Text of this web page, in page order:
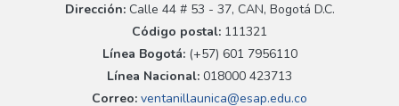
Dirección:Calle 44 # 53 - 37, CAN, Bogotá D.C.
Código postal: 111321
Línea Bogotá:(+57) 601 7956110
Línea Nacional: 018000 423713
Correo: ventanillaunica@esap.edu.co